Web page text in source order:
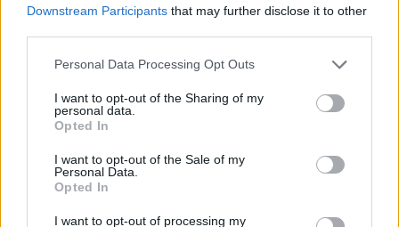
Downstream Participants that may further disclose it to other
Please note that this website/app uses one or more Google
not limited to your visit or usage behaviour. You may click to
grant or deny consent to Google and its third-party tags to
use your data for below specified purposes in below Google
consent section.
Personal Data Processing Opt Outs
I want to opt-out of the Sharing of my
personal data.
Opted In
I want to opt-out of the Sale of my
Personal Data.
Opted In
I want to opt-out of processing my
A völgyből kifelé
Koloskai hársnálott a zöld kereszt balra… épphogy
észrevettem és befordultam. Döbbenet de rövid
emelkedő után lefele indult, majd szinte a szintet tartva
elkezdte megkerülni a hegyet… háromszor kaptam elő